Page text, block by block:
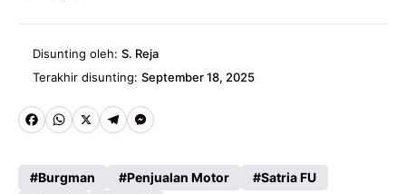
Disunting oleh: S. Reja
Terakhir disunting: September 18, 2025
Fa
b
W
ts
X
Te
gr
M
se
Burgman Penjualan Motor
Satria FU